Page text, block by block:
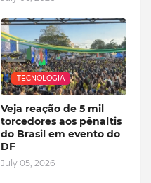
TECNOLOGIA
Veja reação de 5 mil
torcedores aos pênaltis
do Brasil em evento do
DF
July 05, 2026